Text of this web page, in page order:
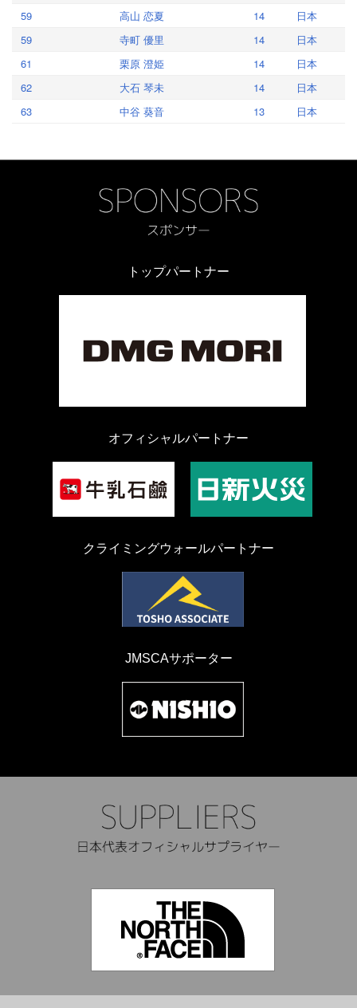
59
高山 恋夏 14
日本
59
寺町 優里 14
日本
61
栗原 澄姫 14
日本
62
大石 琴未 14
日本
63
中谷 葵音 13 日本
トップパートナー
オフィシャルパートナー
クライミングウォールパートナー
JMSCAサポーター